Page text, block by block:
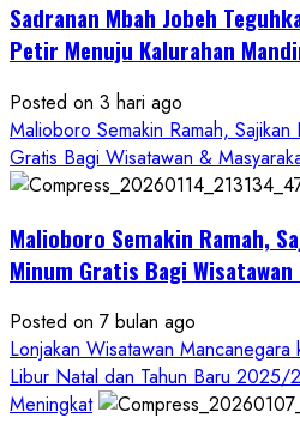
Gunungkidul
Antusiasme
Warnai
Kirab
Budaya
Sadranan
Jobeh
yang
Resmi
Sandang
Status
Kalurahan
Sadranan Mbah Jobeh
Petir Menuju Kalurahan
Posted on 3 hari ago
Malioboro Semakin Ramah, Sajikan
Gratis Bagi Wisatawan &
Malioboro Semakin Ramah,
Minum Gratis Bagi
Posted on 7 bulan ago
Lonjakan Wisatawan Mancanegara
Libur Natal dan Tahun Baru
Meningkat